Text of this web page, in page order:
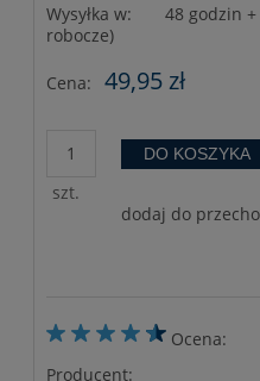
Wysyłka w:
48 godzin
robocze)
Cena: 49,95 zł
szt.
DO KOSZYKA
dodaj do
Ocena:
Producent: